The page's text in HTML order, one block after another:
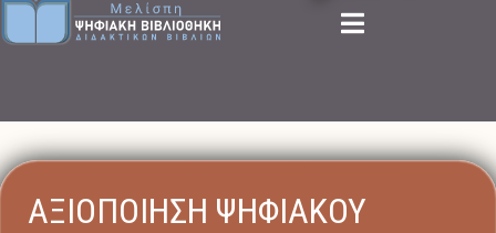
ΑΞΙΟΠΟΙΗΣΗ ΨΗΦΙΑΚΟΥ